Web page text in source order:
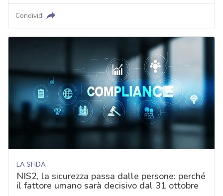
Condividi
LA SFIDA
NIS2, la sicurezza passa dalle persone: perché
il fattore umano sarà decisivo dal 31 ottobre